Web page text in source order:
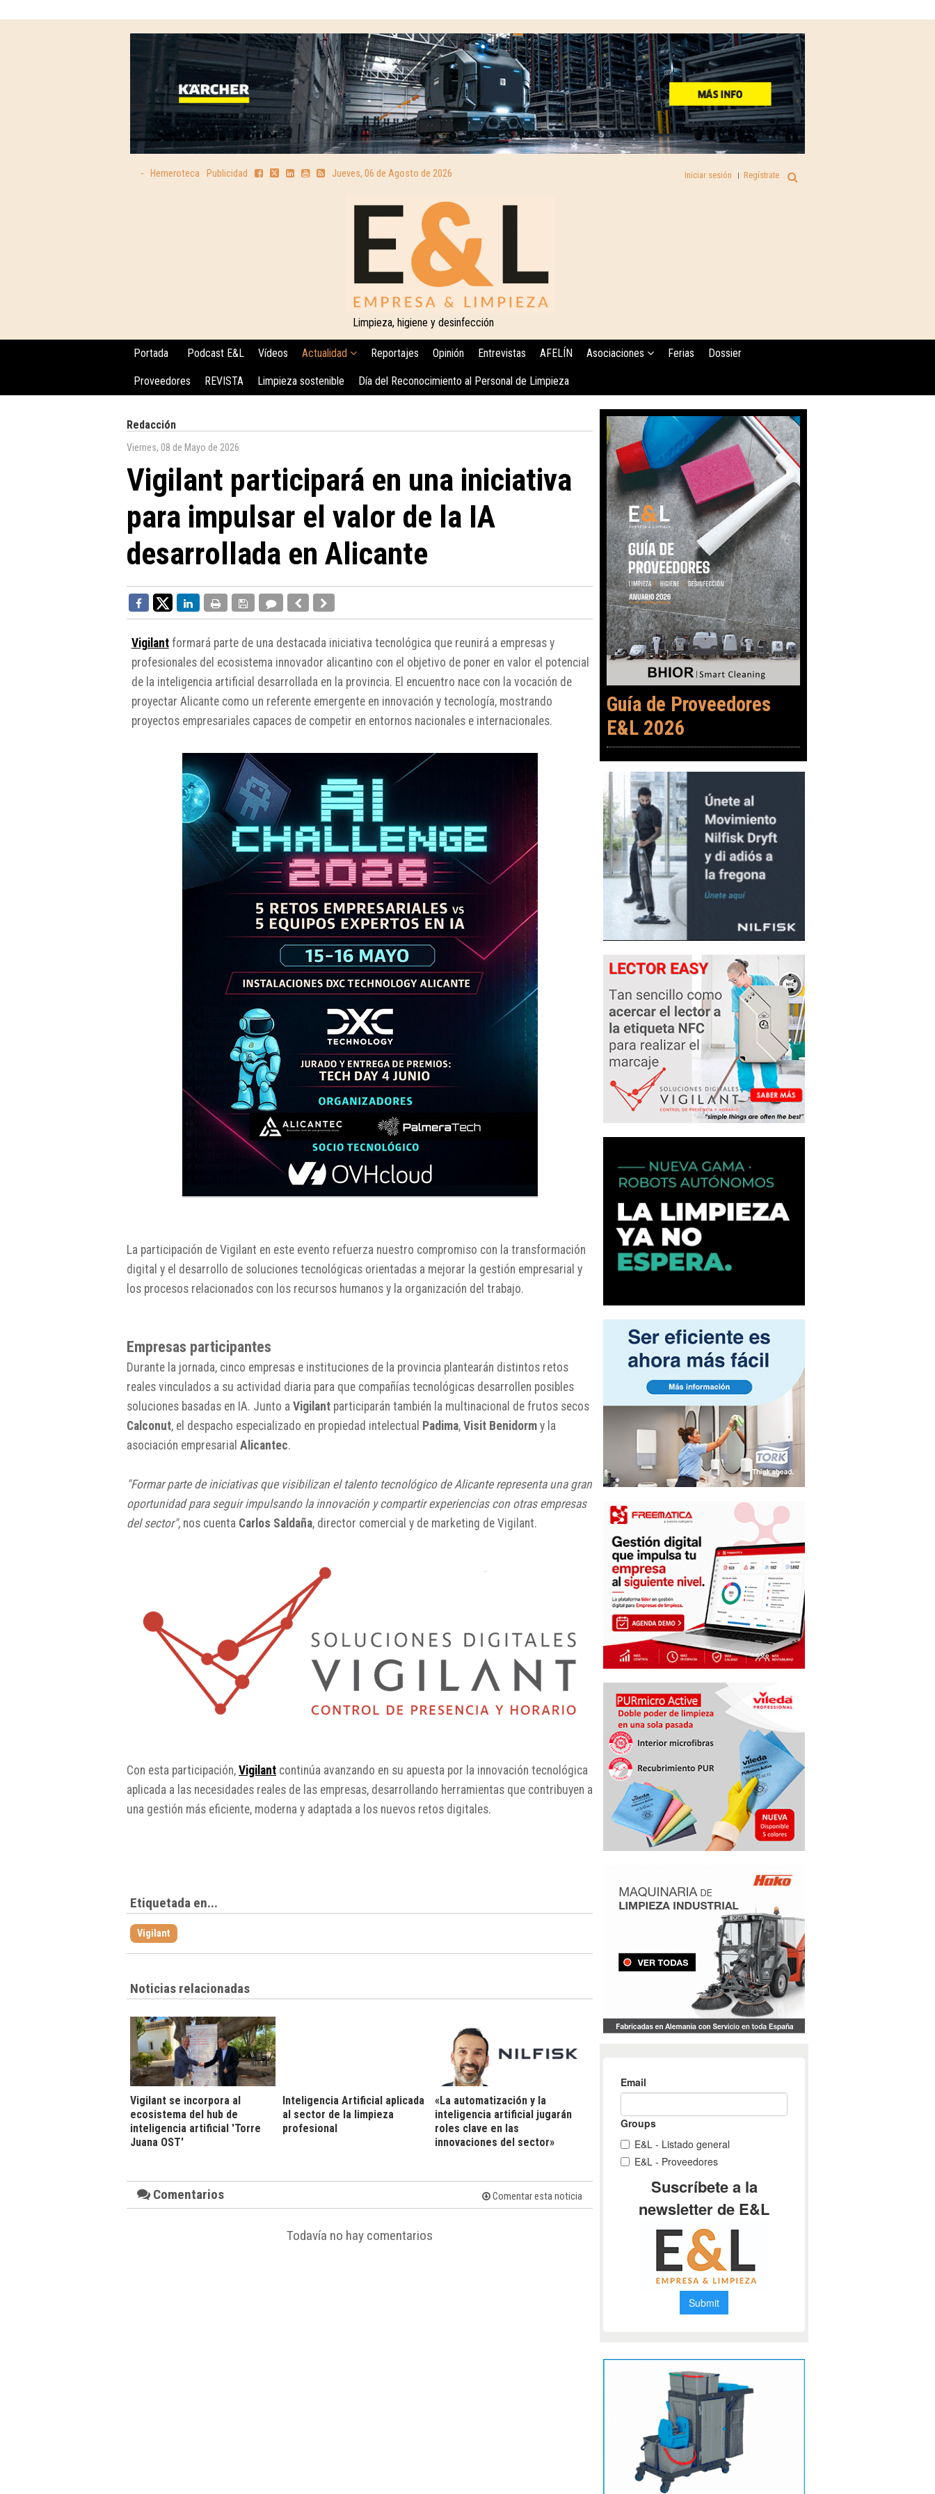
- Hemeroteca Publicidad Jueves, 06 de Agosto de 2026 Iniciar sesión Regístrate
Limpieza, higiene y desinfección
Portada Podcast E&L Vídeos Actualidad Reportajes Opinión Entrevistas AFELÍN Asociaciones Ferias Dossier
Proveedores REVISTA Limpieza sostenible Día del Reconocimiento al Personal de Limpieza
Redacción
Viernes, 08 de Mayo de 2026
Vigilant participará en una iniciativa
para impulsar el valor de la IA
desarrollada en Alicante
Vigilantformará parte de una destacada iniciativa tecnológica que reunirá a empresas y
profesionales del ecosistema innovador alicantino con el objetivo de poner en valor el potencial
de la inteligencia artificial desarrollada en la provincia. El encuentro nace con la vocación de
proyectar Alicante como un referente emergente en innovación y tecnología, mostrando
proyectos empresariales capaces de competir en entornos nacionales e internacionales.
La participación de Vigilant en este evento refuerza nuestro compromiso con la transformación
digital y el desarrollo de soluciones tecnológicas orientadas a mejorar la gestión empresarial y
los procesos relacionados con los recursos humanos y la organización del trabajo.
Empresas participantes
Durante la jornada, cinco empresas e instituciones de la provincia plantearán distintos retos
reales vinculados a su actividad diaria para que compañías tecnológicas desarrollen posibles
soluciones basadas en IA. Junto a Vigilant participarán también la multinacional de frutos secos
Calconut, el despacho especializado en propiedad intelectual Padima, Visit Benidorm y la
asociación empresarial Alicantec.
"Formar parte de iniciativas que visibilizan el talento tecnológico de Alicante representa una gran
oportunidad para seguir impulsando la innovación y compartir experiencias con otras empresas
del sector", nos cuenta Carlos Saldaña, director comercial y de marketing de Vigilant.
Con esta participación, Vigilant continúa avanzando en su apuesta por la innovación tecnológica
aplicada a las necesidades reales de las empresas, desarrollando herramientas que contribuyen a
una gestión más eficiente, moderna y adaptada a los nuevos retos digitales.
Etiquetada en...
Vigilant
Noticias relacionadas
Vigilant se incorpora al
ecosistema del hub de
inteligencia artificial 'Torre
Juana OST'
Inteligencia Artificial aplicada
al sector de la limpieza
profesional
«La automatización y la
inteligencia artificial jugarán
roles clave en las
innovaciones del sector»
Comentarios Comentar esta noticia
Todavía no hay comentarios
Guía de Proveedores
E&L 2026